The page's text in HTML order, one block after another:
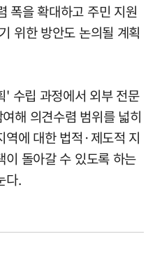
폭을 확대하고 주민 지원
위한 방안도 논의될 계획
' 수립 과정에서 외부 전문
해 의견수렴 범위를 넓히
에 대한 법적·제도적 지
이 돌아갈 수 있도록 하는
다.